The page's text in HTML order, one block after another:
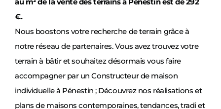
€.
Nous boostons votre recherche de terrain grâce à
notre réseau de partenaires. Vous avez trouvez votre
terrain à bâtir et souhaitez désormais vous faire
accompagner par un Constructeur de maison
individuelle à Pénestin ; Découvrez nos réalisations et
plans de maisons contemporaines, tendances, tradi et